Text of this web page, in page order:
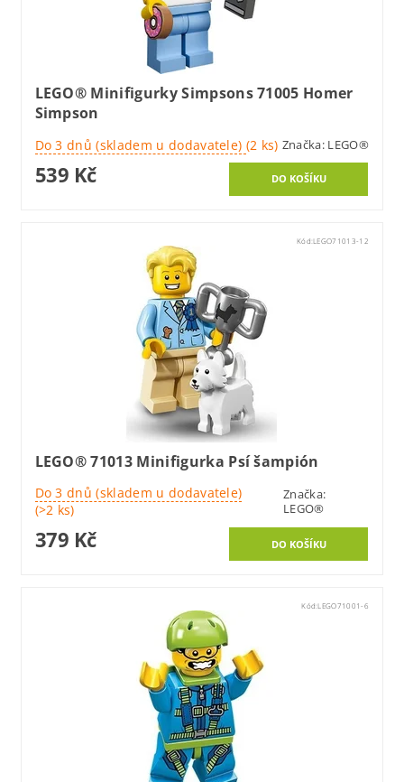
LEGO® Minifigurky Simpsons 71005 Homer
Simpson
Do 3 dnů (skladem u dodavatele) (2 ks) Značka: LEGO®
539 Kč
Kód:LEGO71013-12
LEGO® 71013 Minifigurka Psí šampión
Do 3 dnů (skladem u dodavatele)
(>2 ks)
Značka:
LEGO®
379 Kč
Kód:LEGO71001-6